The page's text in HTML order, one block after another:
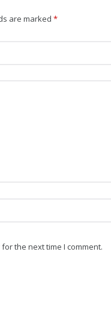
are marked*
the next time I comment.